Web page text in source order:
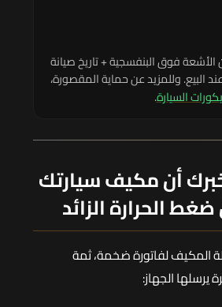
فوق البنفسجية + تاريخ صيانة
البيع. وللمزيد عن حماية المقصورة،
السيارة.
أن مكيف سيارتك
الحرارة الزائد
المكيف لفاتورة ضخمة، ثمة
يرسلها الجهاز: